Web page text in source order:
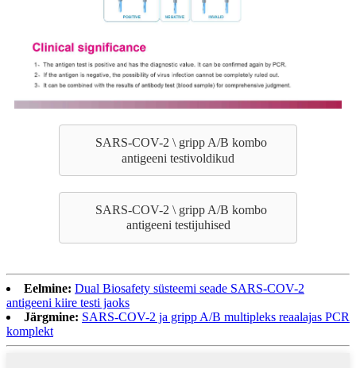
SARS-COV-2 \ gripp A/B kombo
antigeeni testivoldikud
SARS-COV-2 \ gripp A/B kombo
antigeeni testijuhised
Eelmine: Dual Biosafety süsteemi seade SARS-COV-2
antigeeni kiire testi jaoks
Järgmine: SARS-COV-2 ja gripp A/B multipleks reaalajas PCR
komplekt